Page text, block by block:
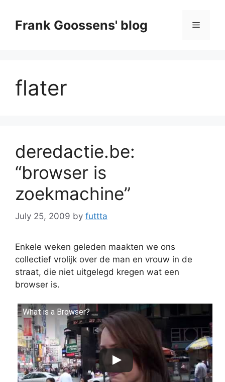
contentFrank Goossens' blog Menu
flater
deredactie.be:
“browser is
zoekmachine”
July 25, 2009 by futtta
Enkele weken geleden maakten we ons
collectief vrolijk over de man en vrouw in de
straat, die niet uitgelegd kregen wat een
browser is.
What is a Browser?